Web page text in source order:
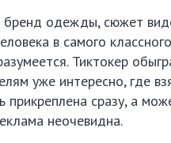
одежды, сюжет
в самого
Тиктокер
уже интересно, где
сразу, а
неочевидна.